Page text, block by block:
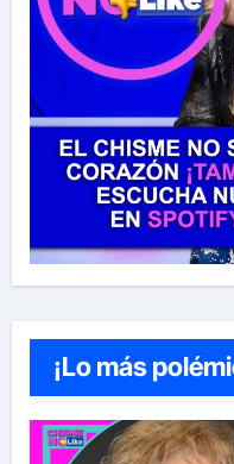
¡Lo más